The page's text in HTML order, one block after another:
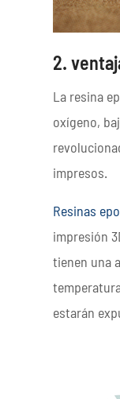
2.
La resina
oxígeno,
impresos.
Resinas
impresión
tienen una
estarán